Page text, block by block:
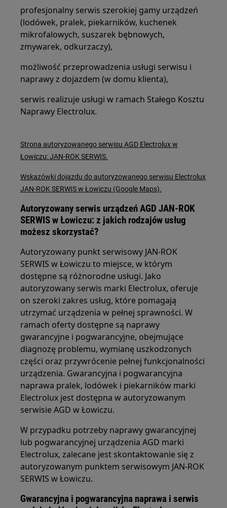
profesjonalny serwis szerokiej gamy urządzeń
(lodówek, pralek, piekarników, kuchenek
mikrofalowych, suszarek bębnowych,
zmywarek, odkurzaczy),
możliwość przeprowadzenia usługi serwisu i
naprawy z dojazdem (w domu klienta),
serwis realizuje usługi w ramach Stałego Kosztu
Naprawy Electrolux.
Strona autoryzowanego serwisu AGD Electrolux w
Łowiczu: JAN-ROK SERWIS.
Wskazówki dojazdu do autoryzowanego serwisu Electrolux
JAN-ROK SERWIS w Łowiczu (Google Maps).
Autoryzowany serwis urządzeń AGD JAN-ROK
SERWIS w Łowiczu: z jakich rodzajów usług
możesz skorzystać?
Autoryzowany punkt serwisowy JAN-ROK
SERWIS w Łowiczu to miejsce, w którym
dostępne są różnorodne usługi. Jako
autoryzowany serwis marki Electrolux, oferuje
on szeroki zakres usług, które pomagają
utrzymać urządzenia w pełnej sprawności. W
ramach oferty dostępne są naprawy
gwarancyjne i pogwarancyjne, obejmujące
diagnozę problemu, wymianę uszkodzonych
części oraz przywrócenie pełnej funkcjonalności
urządzenia. Gwarancyjna i pogwarancyjna
naprawa pralek, lodówek i piekarników marki
Electrolux jest dostępna w autoryzowanym
serwisie AGD w Łowiczu.
W przypadku potrzeby naprawy gwarancyjnej
lub pogwarancyjnej urządzenia AGD marki
Electrolux, zalecane jest skontaktowanie się z
autoryzowanym punktem serwisowym JAN-ROK
SERWIS w Łowiczu.
Gwarancyjna i pogwarancyjna naprawa i serwis